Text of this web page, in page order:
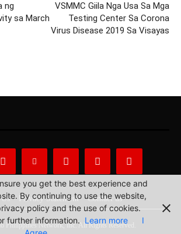
ng
sa March
VSMMC Giila Nga Usa Sa Mga
Testing Center Sa Corona
Virus Disease 2019 Sa Visayas
Privacy Statement Contact us
Philippines Network, Inc. All Rights Reserved.
you get the best experience and
By continuing to use the website,
policy and the use of cookies.
further information. Learn more
I